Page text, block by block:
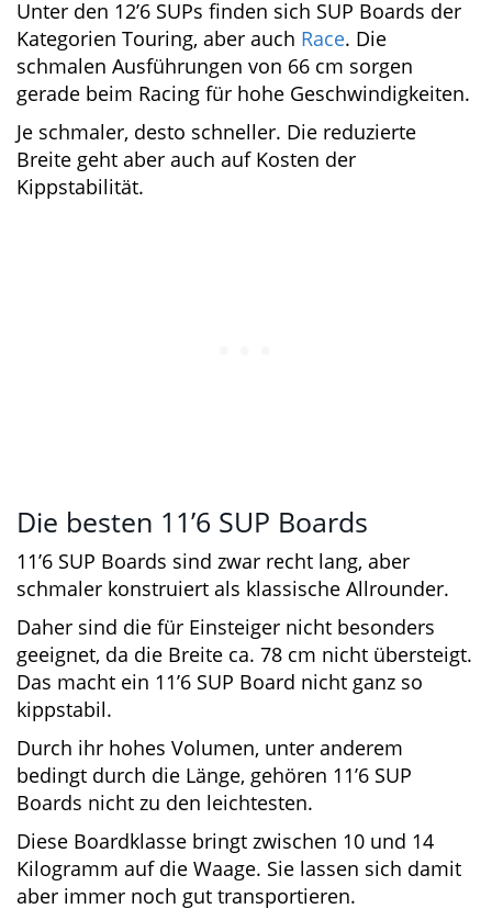
beim Touring auf mittellangen und langen
Strecken wichtig.
Unter den 12’6 SUPs finden sich SUP Boards
der Kategorien Touring, aber auch
. Die
schmalen Ausführungen von 66 cm sorgen
gerade beim Racing für hohe
Geschwindigkeiten.
Die besten 11’6 SUP Boards
11’6 SUP Boards sind zwar recht lang, aber
schmaler konstruiert als klassische Allrounder.
Daher sind die für Einsteiger nicht besonders
geeignet, da die Breite ca. 78 cm nicht
übersteigt. Das macht ein 11’6 SUP Board nicht
ganz so kippstabil.
Durch ihr hohes Volumen, unter anderem
bedingt durch die Länge, gehören 11’6 SUP
Boards nicht zu den leichtesten.